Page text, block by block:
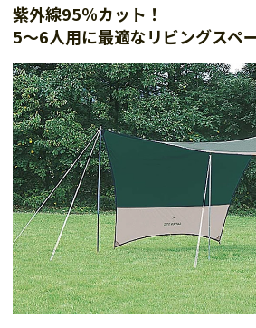
紫外線95％カット！
5～6人用に最適なリビングスペ